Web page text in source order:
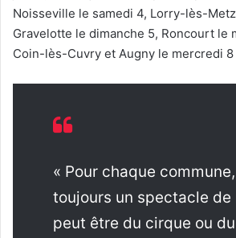
Noisseville le samedi 4, Lorry-lès-
Gravelotte le dimanche 5, Roncourt le
Coin-lès-Cuvry et Augny le mercredi
« Pour chaque
toujours un spectacle de
peut être du cirque ou